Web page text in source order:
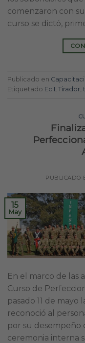
comenzaron con
curso se dictó,
Publicado en
Etiquetado Ec I Tirador
PUBLICADO
15
May
En el marco de las
Curso de
pasado 11 de
reconoció al
por su desempeño
ceremonia interna